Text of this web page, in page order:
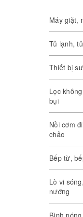
Máy giặt,
Tủ lạnh,
Thiết bị
Lọc
bụi
Nồi cơm
chảo
Bếp từ,
Lò vi
nướng
Bình